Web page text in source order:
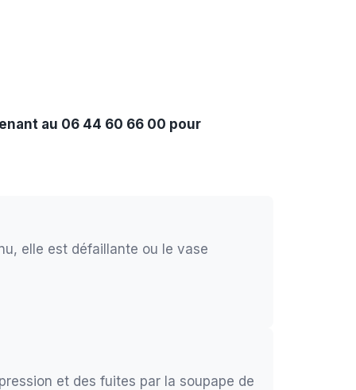
au 06 44 60 66 00 pour
elle est défaillante ou le vase
et des fuites par la soupape de